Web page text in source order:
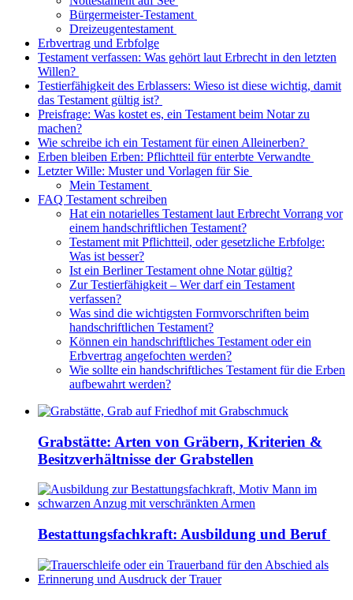
Bürgermeister-Testament
Dreizeugentestament
Erbvertrag und Erbfolge
Testament verfassen: Was gehört laut Erbrecht in den letzten
Willen?
Testierfähigkeit des Erblassers: Wieso ist diese wichtig, damit
das Testament gültig ist?
Preisfrage: Was kostet es, ein Testament beim Notar zu
machen?
Wie schreibe ich ein Testament für einen Alleinerben?
Erben bleiben Erben: Pflichtteil für enterbte Verwandte
Letzter Wille: Muster und Vorlagen für Sie
Mein Testament
FAQ Testament schreiben
Hat ein notarielles Testament laut Erbrecht Vorrang vor
einem handschriftlichen Testament?
Testament mit Pflichtteil, oder gesetzliche Erbfolge:
Was ist besser?
Ist ein Berliner Testament ohne Notar gültig?
Zur Testierfähigkeit – Wer darf ein Testament
verfassen?
Was sind die wichtigsten Formvorschriften beim
handschriftlichen Testament?
Können ein handschriftliches Testament oder ein
Erbvertrag angefochten werden?
Wie sollte ein handschriftliches Testament für die Erben
aufbewahrt werden?
Grabstätte: Arten von Gräbern, Kriterien &
Besitzverhältnisse der Grabstellen
Bestattungsfachkraft: Ausbildung und Beruf